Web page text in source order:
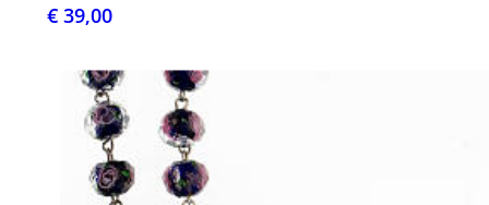
€ 39,00